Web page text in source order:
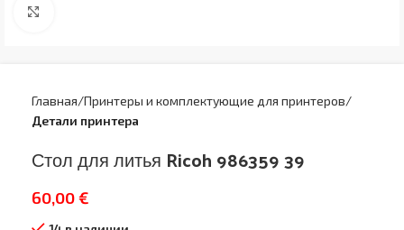
Главная Принтеры и комплектующие для принтеров
Детали принтера
Стол для литья Ricoh 986359 39
60,00€